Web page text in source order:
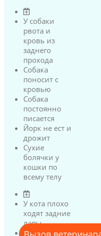
У собаки
рвота и
кровь из
заднего
прохода
Собака
поносит с
кровью
Собака
постоянно
писается
Йорк не ест и
дрожит
Сухие
болячки у
кошки по
всему телу
У кота плохо
ходят задние
лапы
У кота